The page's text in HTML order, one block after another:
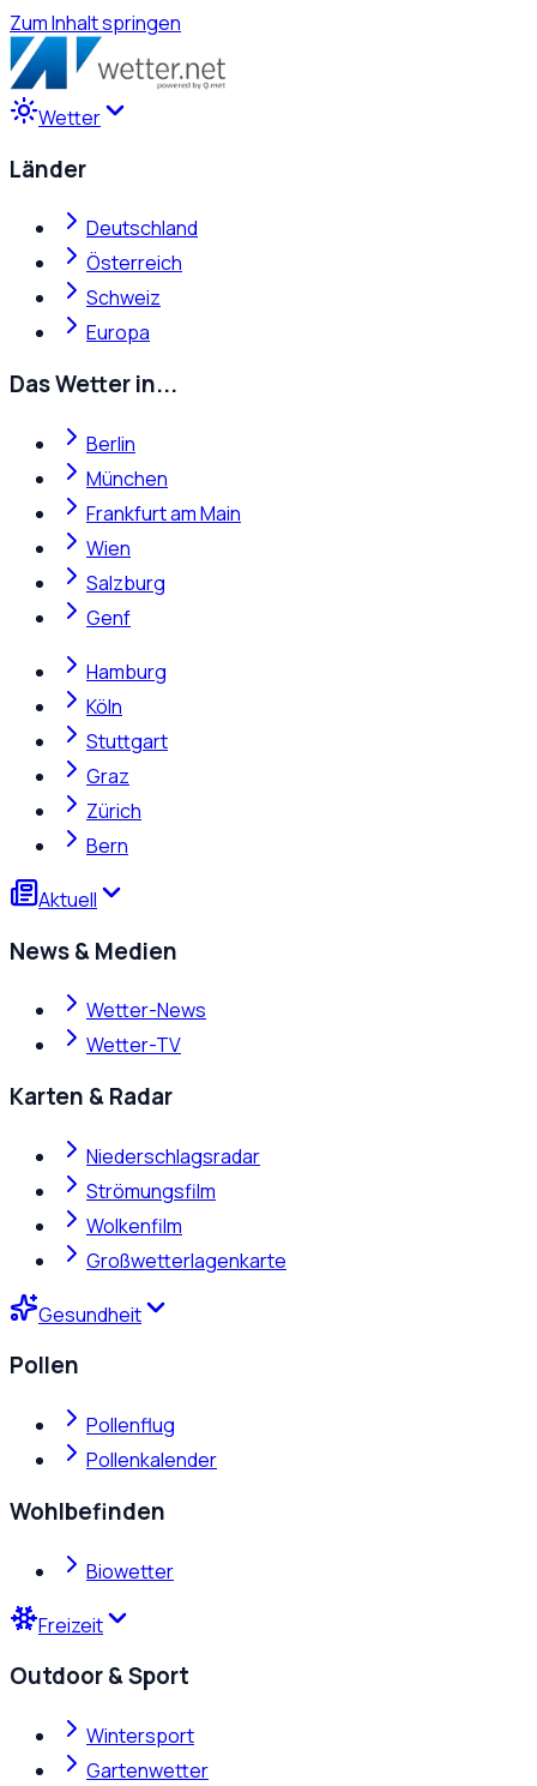
Zum Inhalt springen
Wetter
Länder
Deutschland
Österreich
Schweiz
Europa
Das Wetter in...
Berlin
München
Frankfurt am Main
Wien
Salzburg
Genf
Hamburg
Köln
Stuttgart
Graz
Zürich
Bern
Aktuell
News & Medien
Wetter-News
Wetter-TV
Karten & Radar
Niederschlagsradar
Strömungsfilm
Wolkenfilm
Großwetterlagenkarte
Gesundheit
Pollen
Pollenflug
Pollenkalender
Wohlbefinden
Biowetter
Freizeit
Outdoor & Sport
Wintersport
Gartenwetter